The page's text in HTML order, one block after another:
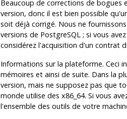
Beaucoup de corrections de bogues
version, donc il est bien possible
soit déjà corrigé. Nous ne
versions de PostgreSQL ; si vous
considérez l'acquisition d'un contrat
Informations sur la plateforme. Ceci
mémoires et ainsi de suite. Dans la
version, mais ne supposez pas que
monde utilise des x86_64. Si vous
l'ensemble des outils de votre